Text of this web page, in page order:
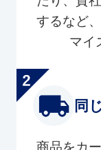
するなど
マイ
同
商品をカ